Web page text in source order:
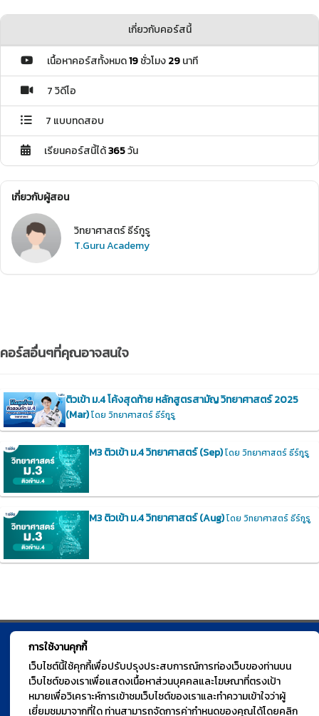
เกี่ยวกับคอร์สนี้
เนื้อหาคอร์สทั้งหมด19ชั่วโมง29นาที
7 วิดีโอ
7 แบบทดสอบ
เรียนคอร์สนี้ได้365วัน
เกี่ยวกับผู้สอน
วิทยาศาสตร์ ธีร์กูรู
T.Guru Academy
คอร์สอื่นๆที่คุณอาจสนใจ
ติวเข้า ม.4 โค้งสุดท้าย หลักสูตรสามัญ วิทยาศาสตร์ 2025
(Mar)โดย วิทยาศาสตร์ ธีร์กูรู
M3 ติวเข้า ม.4 วิทยาศาสตร์ (Sep)โดย วิทยาศาสตร์ ธีร์กูรู
M3 ติวเข้า ม.4 วิทยาศาสตร์ (Aug)โดย วิทยาศาสตร์ ธีร์กูรู
การใช้งานคุกกี้
เว็บไซต์นี้ใช้คุกกี้เพื่อปรับปรุงประสบการณ์การท่องเว็บของท่านบน
เว็บไซต์ของเราเพื่อแสดงเนื้อหาส่วนบุคคลและโฆษณาที่ตรงเป้า
หมายเพื่อวิเคราะห์การเข้าชมเว็บไซต์ของเราและทำความเข้าใจว่าผู้
เยี่ยมชมมาจากที่ใด ท่านสามารถจัดการค่ากำหนดของคุณได้โดยคลิก
© TGURU.online 2026 All right reserved. v1.0 Powered by Course
Square